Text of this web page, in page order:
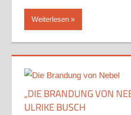
Weiterlesen
„DIE BRANDUNG VON
ULRIKE BUSCH